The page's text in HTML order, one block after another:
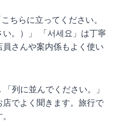
こちらに立ってください。
い。）」 「서세요」は丁寧
さんや案内係もよく使い
「列に並んでください。」
でよく聞きます。旅行で